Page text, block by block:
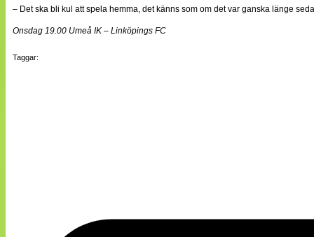
– Det ska bli kul att spela hemma, det känns som om det var ganska länge
Onsdag 19.00 Umeå IK – Linköpings FC
Taggar: